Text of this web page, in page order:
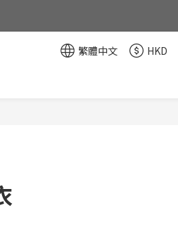
繁體中文
HKD